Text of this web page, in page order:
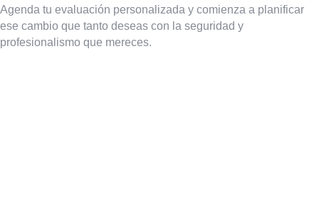
Agenda tu evaluación personalizada y comienza a planificar
ese cambio que tanto deseas con la seguridad y
profesionalismo que mereces.